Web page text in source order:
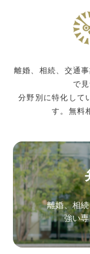
離婚、相続、交通
で
分野別に特化して
す。無料
離婚、相
強い